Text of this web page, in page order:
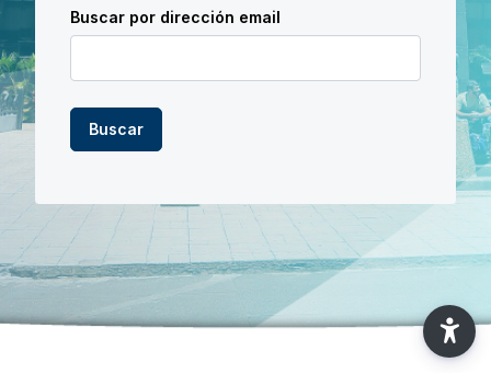
Buscar por dirección email